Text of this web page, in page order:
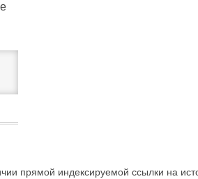
прямой индексируемой ссылки на